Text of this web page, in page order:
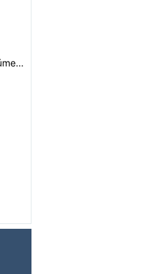
Como solucionar Alpha teclas de digitação em Números…